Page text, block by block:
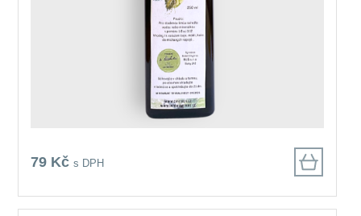
79 Kčs DPH